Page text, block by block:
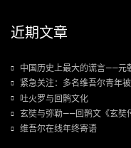
近期文章
中国历史上最大的谎言——元
紧急关注：多名维吾尔青年
吐火罗与回鹘文化
玄奘与弥勒——回鹘文《玄奘
维吾尔在线年终寄语